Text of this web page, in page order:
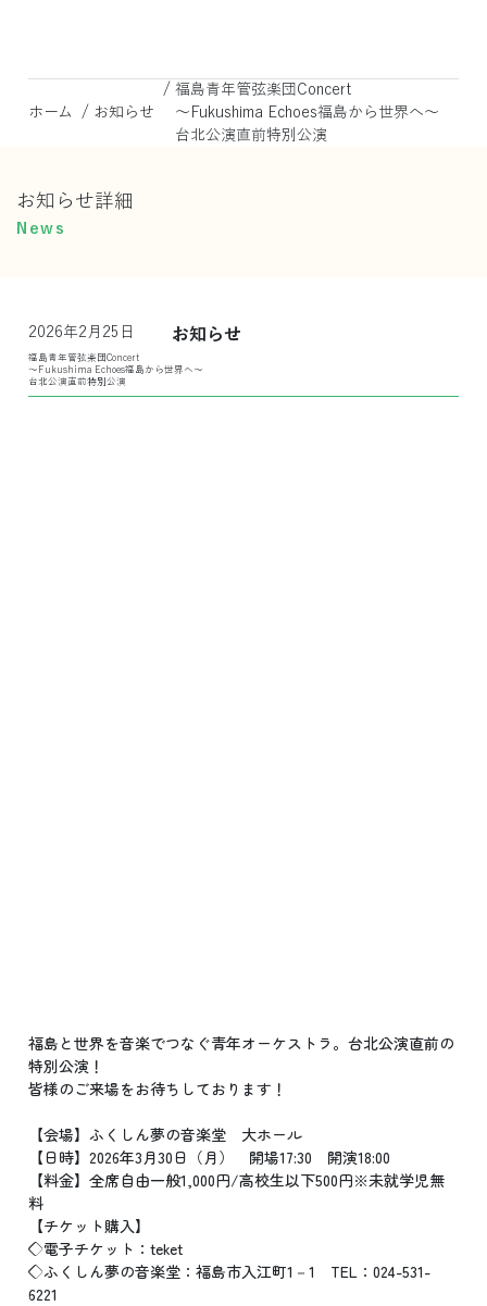
お知らせ詳細
News
ホーム / お知らせ
/ 福島青年管弦楽団Concert
～Fukushima Echoes福島から世界へ～
台北公演直前特別公演
2026年2月25日 お知らせ
福島青年管弦楽団Concert
～Fukushima Echoes福島から世界へ～
台北公演直前特別公演
福島と世界を音楽でつなぐ青年オーケストラ。台北公演直前の
特別公演！
皆様のご来場をお待ちしております！
【会場】ふくしん夢の音楽堂　大ホール
【日時】2026年3月30日（月）　開場17:30　開演18:00
【料金】全席自由一般1,000円/高校生以下500円※未就学児無
料
【チケット購入】
◇電子チケット：teket
◇ふくしん夢の音楽堂：福島市入江町1－1　TEL：024-531-
6221